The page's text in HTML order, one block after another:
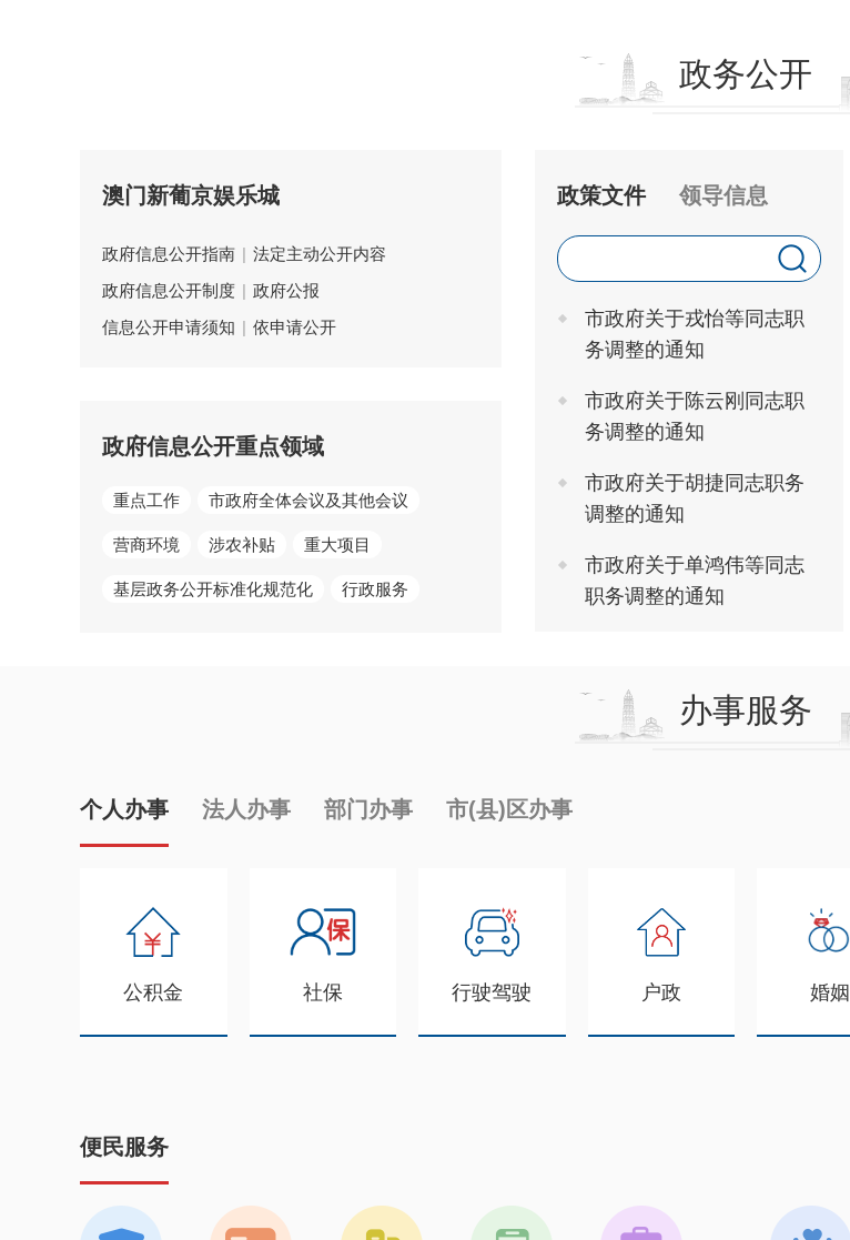
政务公开
澳门新葡京娱乐城
政府信息公开指南 | 法定主动公开内容
政府信息公开制度 | 政府公报
信息公开申请须知 | 依申请公开
政府信息公开重点领域
重点工作 市政府全体会议及其他会议
营商环境 涉农补贴 重大项目
基层政务公开标准化规范化 行政服务
政策文件 领导信息
市政府关于戎怡等同志职
务调整的通知
市政府关于陈云刚同志职
务调整的通知
市政府关于胡捷同志职务
调整的通知
市政府关于单鸿伟等同志
职务调整的通知
办事服务
个人办事 法人办事 部门办事 市(县)区办事
公积金 社保 行驶驾驶 户政 婚姻
便民服务